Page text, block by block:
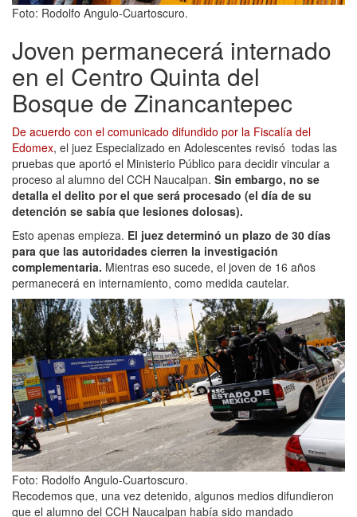
Foto: Rodolfo Angulo-Cuartoscuro.
Joven permanecerá internado
en el Centro Quinta del
Bosque de Zinancantepec
De acuerdo con el comunicado difundido por la Fiscalía del
Edomex, el juez Especializado en Adolescentes revisó todas las
pruebas que aportó el Ministerio Público para decidir vincular a
proceso al alumno del CCH Naucalpan. Sin embargo, no se
detalla el delito por el que será procesado (el día de su
detención se sabía que lesiones dolosas).
Esto apenas empieza. El juez determinó un plazo de 30 días
para que las autoridades cierren la investigación
complementaria. Mientras eso sucede, el joven de 16 años
permanecerá en internamiento, como medida cautelar.
Foto: Rodolfo Angulo-Cuartoscuro.
Recodemos que, una vez detenido, algunos medios difundieron
que el alumno del CCH Naucalpan había sido mandado